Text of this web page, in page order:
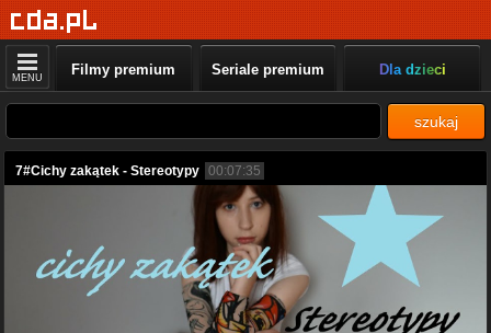
MENU Filmy premium Seriale premium Dla dzieci
szukaj
7#Cichy zakątek - Stereotypy 00:07:35